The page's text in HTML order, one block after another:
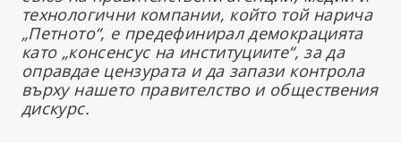
технологични компании, който той нарича
„Петното“, е предефинирал демокрацията
като „консенсус на институциите“, за да
оправдае цензурата и да запази контрола
върху нашето правителство и обществения
дискурс.